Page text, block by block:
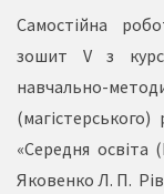
Самостійна
зошит V з
навчально-
«Середня освіта
Яковенко Л. П.